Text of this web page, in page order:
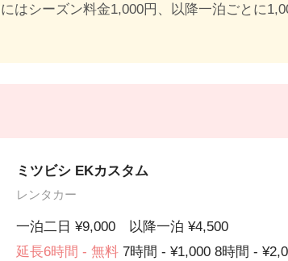
はシーズン料金1,000円、以降一泊ごとに
ミツビシ EKカスタム
レンタカー
一泊二日 ¥9,000 以降一泊 ¥4,500
延長6時間 - 無料 7時間 - ¥1,000 8時間 -